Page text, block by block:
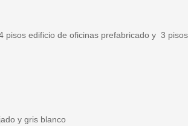
pisos edificio de oficinas prefabricado y 3 pisos
y gris blanco